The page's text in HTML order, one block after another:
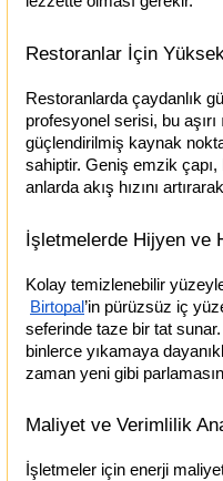
Restoranlar İçin
Restoranlarda çaydanlık
profesyonel serisi, bu
güçlendirilmiş kaynak
sahiptir. Geniş emzik çapı,
anlarda akış hızını
İşletmelerde Hijyen ve
Kolay temizlenebilir
Birtopal ’in pürüzsüz iç
seferinde taze bir tat
binlerce yıkamaya
zaman yeni gibi
Maliyet ve Verimlilik
İşletmeler için enerji